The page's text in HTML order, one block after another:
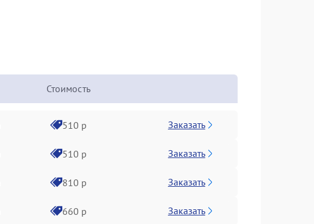
Стоимость
510 р Заказать
510 р Заказать
810 р Заказать
660 р Заказать